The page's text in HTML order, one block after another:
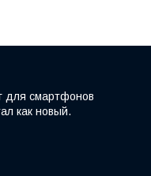
для смартфонов
как новый.